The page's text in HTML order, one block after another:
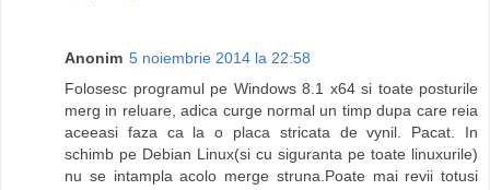
Anonim 5 noiembrie 2014 la 22:58
Folosesc programul pe Windows 8.1 x64 si toate posturile
merg in reluare, adica curge normal un timp dupa care reia
aceeasi faza ca la o placa stricata de vynil. Pacat. In
schimb pe Debian Linux(si cu siguranta pe toate linuxurile)
nu se intampla acolo merge struna.Poate mai revii totusi